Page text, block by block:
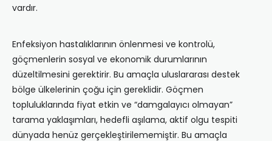
vardır.
Enfeksiyon hastalıklarının önlenmesi ve kontrolü,
göçmenlerin sosyal ve ekonomik durumlarının
düzeltilmesini gerektirir. Bu amaçla uluslararası destek
bölge ülkelerinin çoğu için gereklidir. Göçmen
topluluklarında fiyat etkin ve “damgalayıcı olmayan”
tarama yaklaşımları, hedefli aşılama, aktif olgu tespiti
dünyada henüz gerçekleştirilememiştir. Bu amaçla